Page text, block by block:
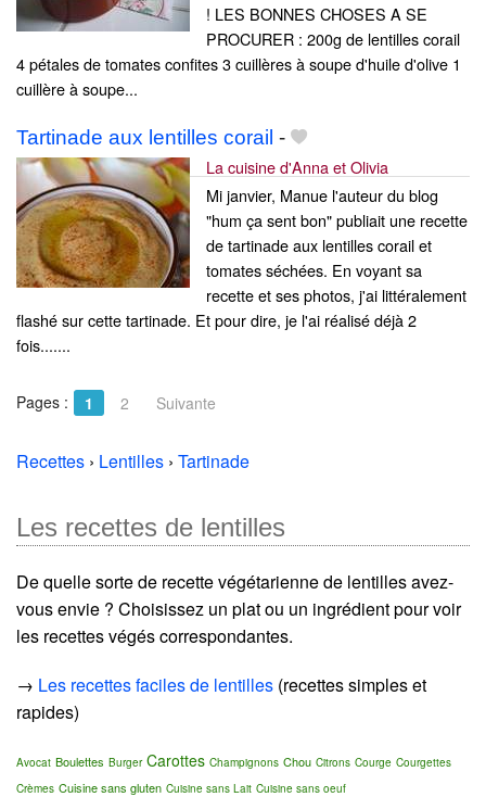
! LES BONNES CHOSES A SE
PROCURER : 200g de lentilles corail
4 pétales de tomates confites 3 cuillères à soupe d'huile d'olive 1
cuillère à soupe...
Tartinade aux lentilles corail -
La cuisine d'Anna et Olivia
Mi janvier, Manue l'auteur du blog
"hum ça sent bon" publiait une recette
de tartinade aux lentilles corail et
tomates séchées. En voyant sa
recette et ses photos, j'ai littéralement
flashé sur cette tartinade. Et pour dire, je l'ai réalisé déjà 2
fois.......
Pages : 1 2 Suivante
Recettes › Lentilles › Tartinade
Les recettes de lentilles
De quelle sorte de recette végétarienne de lentilles avez-
vous envie ? Choisissez un plat ou un ingrédient pour voir
les recettes végés correspondantes.
→ Les recettes faciles de lentilles (recettes simples et
rapides)
Avocat Boulettes Burger Carottes Champignons Chou Citrons Courge Courgettes
Crèmes Cuisine sans gluten Cuisine sans Lait Cuisine sans oeuf